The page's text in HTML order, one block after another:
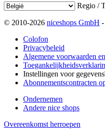
Regio /
© 2010-2026 niceshops GmbH
Colofon
Privacybeleid
Algemene voorwaarden
Instellingen voor
Abonnementscontracten
Ondernemen
Andere nice shops
Overeenkomst herroepen